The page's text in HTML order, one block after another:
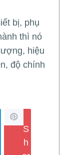
bị, phụ
thì nó
hiệu
độ chính
S
h